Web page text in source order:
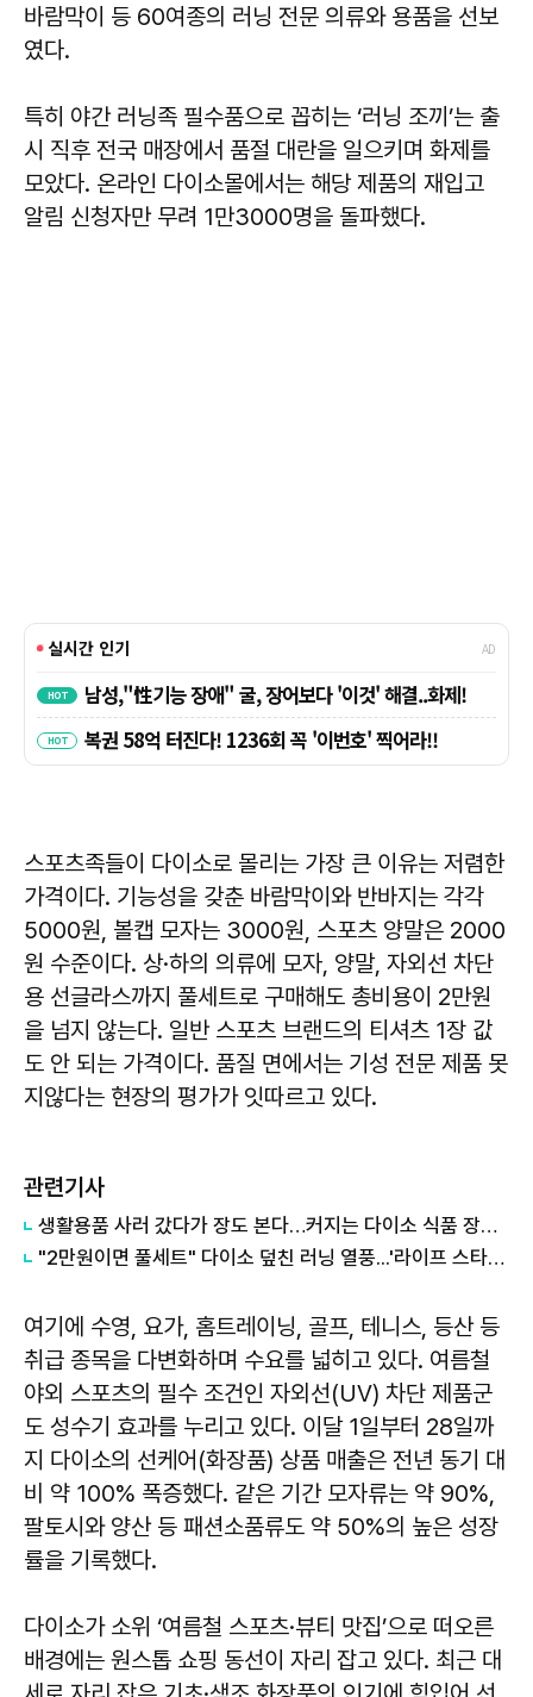
바람막이 등 60여종의 러닝 전문 의류와 용품을 선보
였다.
특히 야간 러닝족 필수품으로 꼽히는 ‘러닝 조끼’는 출
시 직후 전국 매장에서 품절 대란을 일으키며 화제를
모았다. 온라인 다이소몰에서는 해당 제품의 재입고
알림 신청자만 무려 1만3000명을 돌파했다.
스포츠족들이 다이소로 몰리는 가장 큰 이유는 저렴한
가격이다. 기능성을 갖춘 바람막이와 반바지는 각각
5000원, 볼캡 모자는 3000원, 스포츠 양말은 2000
원 수준이다. 상·하의 의류에 모자, 양말, 자외선 차단
용 선글라스까지 풀세트로 구매해도 총비용이 2만원
을 넘지 않는다. 일반 스포츠 브랜드의 티셔츠 1장 값
도 안 되는 가격이다. 품질 면에서는 기성 전문 제품 못
지않다는 현장의 평가가 잇따르고 있다.
관련기사
생활용품 사러 갔다가 장도 본다…커지는 다이소 식품 장바구니
"2만원이면 풀세트" 다이소 덮친 러닝 열풍...'라이프 스타일 성지' 거듭나
여기에 수영, 요가, 홈트레이닝, 골프, 테니스, 등산 등
취급 종목을 다변화하며 수요를 넓히고 있다. 여름철
야외 스포츠의 필수 조건인 자외선(UV) 차단 제품군
도 성수기 효과를 누리고 있다. 이달 1일부터 28일까
지 다이소의 선케어(화장품) 상품 매출은 전년 동기 대
비 약 100% 폭증했다. 같은 기간 모자류는 약 90%,
팔토시와 양산 등 패션소품류도 약 50%의 높은 성장
률을 기록했다.
다이소가 소위 ‘여름철 스포츠·뷰티 맛집’으로 떠오른
배경에는 원스톱 쇼핑 동선이 자리 잡고 있다. 최근 대